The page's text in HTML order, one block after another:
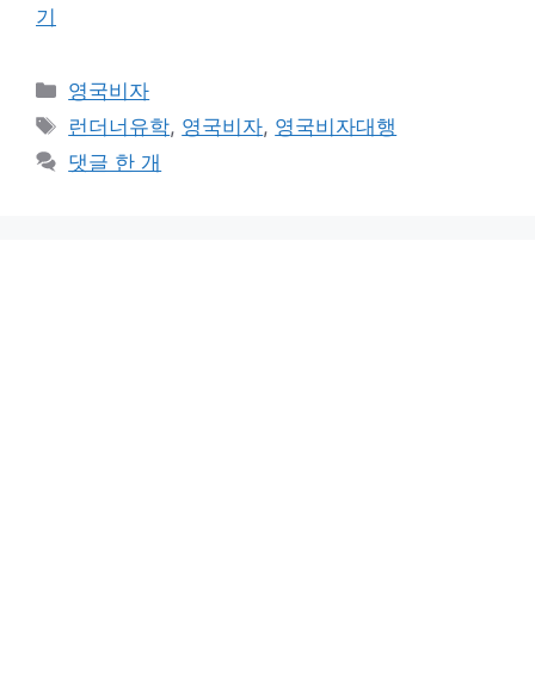
기
카
테
리
영국비자
태
그
런더너유학, 영국비자, 영국비자대행
댓글 한 개